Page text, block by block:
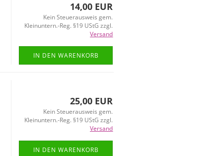
14,00 EUR
Kein Steuerausweis gem.
Kleinuntern.-Reg. §19 UStG zzgl.
Versand
IN DEN WARENKORB
25,00 EUR
Kein Steuerausweis gem.
Kleinuntern.-Reg. §19 UStG zzgl.
Versand
IN DEN WARENKORB